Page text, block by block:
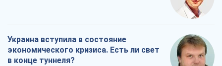
Украина вступила в состояние
экономического кризиса. Есть ли свет
в конце туннеля?